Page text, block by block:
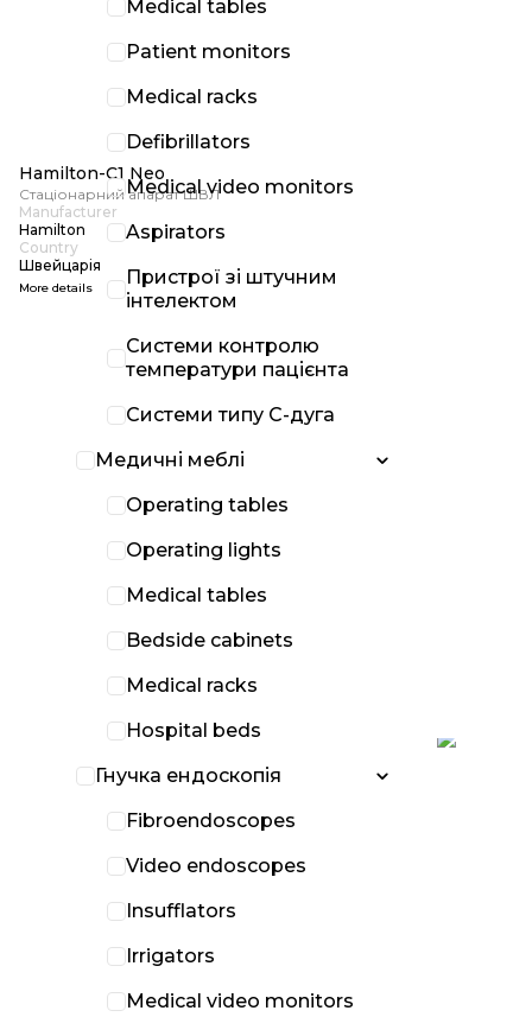
Medical tables
Patient monitors
Medical racks
Defibrillators
Medical video monitors
Aspirators
Пристрої зі штучним
інтелектом
Системи контролю
температури пацієнта
Системи типу С-дуга
Медичні меблі
Operating tables
Operating lights
Medical tables
Bedside cabinets
Medical racks
Hospital beds
Гнучка ендоскопія
Fibroendoscopes
Video endoscopes
Insufflators
Irrigators
Medical video monitors
Hamilton-C1 Neo
Стаціонарний апарат ШВЛ
Manufacturer
Hamilton
Country
Швейцарія
More details